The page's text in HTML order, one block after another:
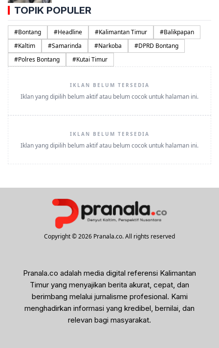
TOPIK POPULER
#Bontang #Headline #Kalimantan Timur #Balikpapan
#Kaltim #Samarinda #Narkoba #DPRD Bontang
#Polres Bontang #Kutai Timur
IKLAN BELUM TERSEDIA
Iklan yang dipilih belum aktif atau belum cocok untuk halaman ini.
IKLAN BELUM TERSEDIA
Iklan yang dipilih belum aktif atau belum cocok untuk halaman ini.
Copyright © 2026 Pranala.co. All rights reserved
Pranala.co adalah media digital referensi Kalimantan
Timur yang menyajikan berita akurat, cepat, dan
berimbang melalui jurnalisme profesional. Kami
menghadirkan informasi yang kredibel, bernilai, dan
relevan bagi masyarakat.